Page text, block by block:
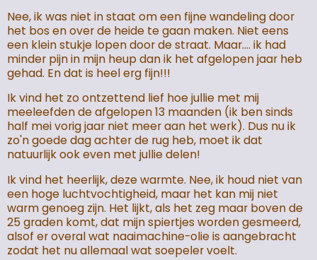
Nee, ik was niet in staat om een fijne wandeling door
het bos en over de heide te gaan maken. Niet eens
een klein stukje lopen door de straat. Maar.... ik had
minder pijn in mijn heup dan ik het afgelopen jaar heb
gehad. En dat is heel erg fijn!!!
Ik vind het zo ontzettend lief hoe jullie met mij
meeleefden de afgelopen 13 maanden (ik ben sinds
half mei vorig jaar niet meer aan het werk). Dus nu ik
zo'n goede dag achter de rug heb, moet ik dat
natuurlijk ook even met jullie delen!
Ik vind het heerlijk, deze warmte. Nee, ik houd niet van
een hoge luchtvochtigheid, maar het kan mij niet
warm genoeg zijn. Het lijkt, als het zeg maar boven de
25 graden komt, dat mijn spiertjes worden gesmeerd,
alsof er overal wat naaimachine-olie is aangebracht
zodat het nu allemaal wat soepeler voelt.